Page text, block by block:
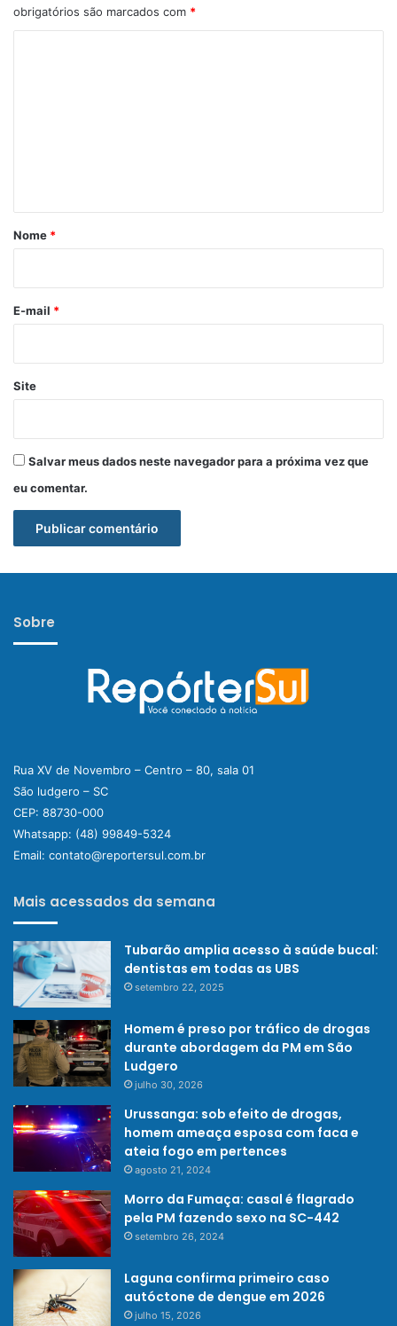
obrigatórios são marcados com *
r
*
Nome *
E-mail *
Site
Salvar meus dados neste navegador para a próxima vez que
eu comentar.
Sobre
Rua XV de Novembro – Centro – 80, sala 01
São ludgero – SC
CEP: 88730-000
Whatsapp: (48) 99849-5324
Email: contato@reportersul.com.br
Mais acessados da semana
Tubarão amplia acesso à saúde bucal:
dentistas em todas as UBS
setembro 22, 2025
Homem é preso por tráfico de drogas
durante abordagem da PM em São
Ludgero
julho 30, 2026
Urussanga: sob efeito de drogas,
homem ameaça esposa com faca e
ateia fogo em pertences
agosto 21, 2024
Morro da Fumaça: casal é flagrado
pela PM fazendo sexo na SC-442
setembro 26, 2024
Laguna confirma primeiro caso
autóctone de dengue em 2026
julho 15, 2026